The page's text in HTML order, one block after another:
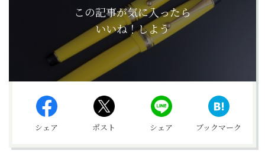
この記事が気に入ったら
いいね！しよう
シェア ポスト シェア ブックマーク